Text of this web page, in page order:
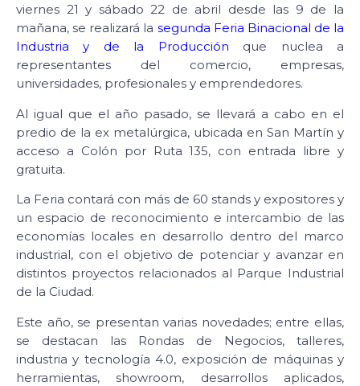
viernes 21 y sábado 22 de abril desde las 9 de la
mañana, se realizará la segunda Feria Binacional de la
Industria y de la Producción que nuclea a
representantes del comercio, empresas,
universidades, profesionales y emprendedores.
Al igual que el año pasado, se llevará a cabo en el
predio de la ex metalúrgica, ubicada en San Martín y
acceso a Colón por Ruta 135, con entrada libre y
gratuita.
La Feria contará con más de 60 stands y expositores y
un espacio de reconocimiento e intercambio de las
economías locales en desarrollo dentro del marco
industrial, con el objetivo de potenciar y avanzar en
distintos proyectos relacionados al Parque Industrial
de la Ciudad.
Este año, se presentan varias novedades; entre ellas,
se destacan las Rondas de Negocios, talleres,
industria y tecnología 4.0, exposición de máquinas y
herramientas, showroom, desarrollos aplicados,